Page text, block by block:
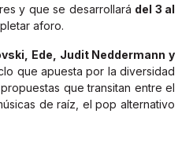
y que se desarrollará del 3 al
aforo.
Ede, Judit Neddermann y
que apuesta por la diversidad
que transitan entre el
de raíz, el pop alternativo